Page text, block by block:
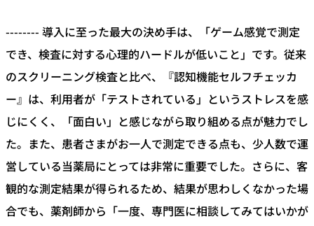
-------- 導入に至った最大の決め手は、「ゲーム感覚で測定
でき、検査に対する心理的ハードルが低いこと」です。従来
のスクリーニング検査と比べ、『認知機能セルフチェッカ
ー』は、利用者が「テストされている」というストレスを感
じにくく、「面白い」と感じながら取り組める点が魅力でし
た。また、患者さまがお一人で測定できる点も、少人数で運
営している当薬局にとっては非常に重要でした。さらに、客
観的な測定結果が得られるため、結果が思わしくなかった場
合でも、薬剤師から「一度、専門医に相談してみてはいかが